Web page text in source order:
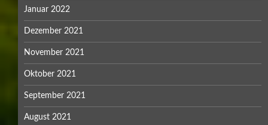
Januar 2022
Dezember 2021
November 2021
Oktober 2021
September 2021
August 2021